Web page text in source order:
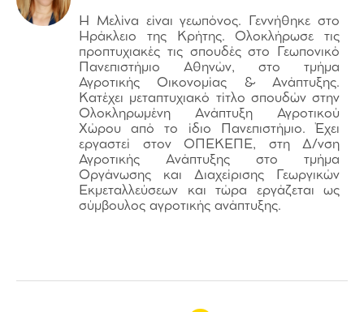
Η Μελίνα είναι γεωπόνος. Γεννήθηκε στο
Ηράκλειο της Κρήτης. Ολοκλήρωσε τις
προπτυχιακές τις σπουδές στο Γεωπονικό
Πανεπιστήμιο Αθηνών, στο τμήμα
Αγροτικής Οικονομίας & Ανάπτυξης.
Κατέχει μεταπτυχιακό τίτλο σπουδών στην
Ολοκληρωμένη Ανάπτυξη Αγροτικού
Χώρου από το ίδιο Πανεπιστήμιο. Έχει
εργαστεί στον ΟΠΕΚΕΠΕ, στη Δ/νση
Αγροτικής Ανάπτυξης στο τμήμα
Οργάνωσης και Διαχείρισης Γεωργικών
Εκμεταλλεύσεων και τώρα εργάζεται ως
σύμβουλος αγροτικής ανάπτυξης.